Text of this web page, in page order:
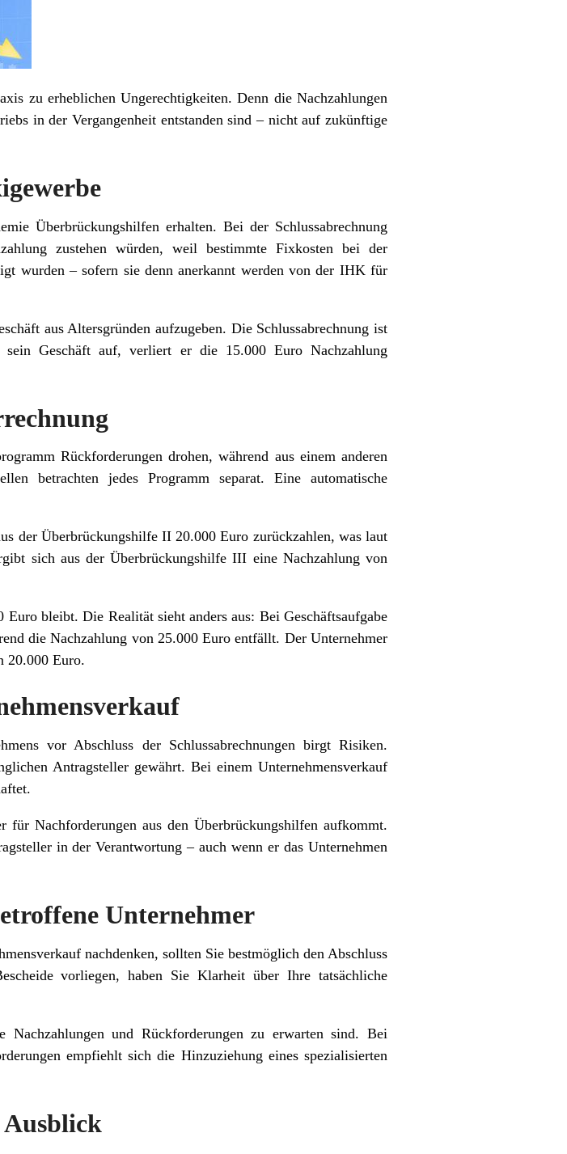
zu erheblichen Ungerechtigkeiten. Denn die Nachzahlungen
in der Vergangenheit entstanden sind – nicht auf zukünftige
Überbrückungshilfen erhalten. Bei der Schlussabrechnung
zustehen würden, weil bestimmte Fixkosten bei der
wurden – sofern sie denn anerkannt werden von der IHK für
aus Altersgründen aufzugeben. Die Schlussabrechnung ist
Geschäft auf, verliert er die 15.000 Euro Nachzahlung
Rückforderungen drohen, während aus einem anderen
betrachten jedes Programm separat. Eine automatische
der Überbrückungshilfe II 20.000 Euro zurückzahlen, was laut
sich aus der Überbrückungshilfe III eine Nachzahlung von
bleibt. Die Realität sieht anders aus: Bei Geschäftsaufgabe
die Nachzahlung von 25.000 Euro entfällt. Der Unternehmer
20.000 Euro.
vor Abschluss der Schlussabrechnungen birgt Risiken.
Antragsteller gewährt. Bei einem Unternehmensverkauf
Nachforderungen aus den Überbrückungshilfen aufkommt.
in der Verantwortung – auch wenn er das Unternehmen
Unternehmer
nachdenken, sollten Sie bestmöglich den Abschluss
vorliegen, haben Sie Klarheit über Ihre tatsächliche
Nachzahlungen und Rückforderungen zu erwarten sind. Bei
empfiehlt sich die Hinzuziehung eines spezialisierten
Ausblick